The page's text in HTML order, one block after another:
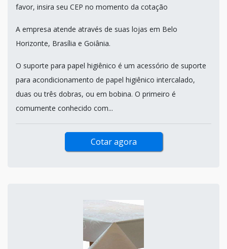
favor, insira seu CEP no momento da cotação
A empresa atende através de suas lojas em Belo
Horizonte, Brasília e Goiânia.
O suporte para papel higiênico é um acessório de suporte
para acondicionamento de papel higiênico intercalado,
duas ou três dobras, ou em bobina. O primeiro é
comumente conhecido com...
Cotar agora